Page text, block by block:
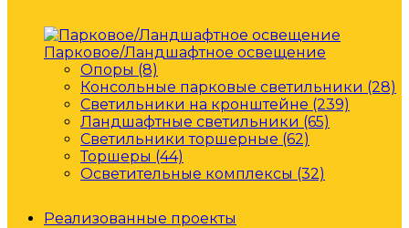
Парковое/Ландшафтное освещение
Опоры (8)
Консольные парковые светильники (28)
Светильники на кронштейне (239)
Ландшафтные светильники (65)
Светильники торшерные (62)
Торшеры (44)
Осветительные комплексы (32)
Реализованные проекты